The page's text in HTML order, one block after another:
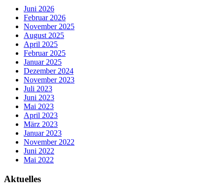
Juni 2026
Februar 2026
November 2025
August 2025
April 2025
Februar 2025
Januar 2025
Dezember 2024
November 2023
Juli 2023
Juni 2023
Mai 2023
April 2023
März 2023
Januar 2023
November 2022
Juni 2022
Mai 2022
Aktuelles